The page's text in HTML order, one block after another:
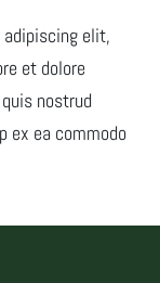
elit,
et dolore
nostrud
ex ea commodo